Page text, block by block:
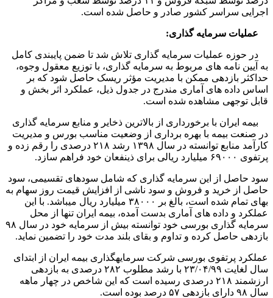
اجرایی سراسر کشور صادر و حاصل شده است.
عملیات سرمایه­ گذاری:
در حوزه عملیات سرمایه­ گذاری تلاش شد تا ضمن پایبندی کامل
به آیین ­نامه­ های مربوط به سرمایه­ گذاری، با توزیع معقول وجوه،
حداکثر بازدهی ممکن با مدیریت مؤثر ریسک حاصل شود که بر
اساس داده­ های آماری مندرج در جدول ذیل، عملکرد اثر بخش و
قابل توجهی مشاهده شده است.
بیمه ایران با برخورداری از بالاترین ذخایر و منابع سرمایه­ گذاری
در صنعت بیمه با بهره برداری از وضعیت مناسب بورس و مدیریت
کارآمد منابع توانسته در سال ۱۳۹۸ رشد ۲۱۸ درصدی را رقم زده و
پرتفوی ۶۹۰۰۰ میلیارد ریالی برای ذینفعان خود فراهم سازد.
سود حاصل از این سرمایه­ گذاری که شامل سودهای تقسیمی، سود
حاصل از خرید و فروش و سود ناشی از افزایش قیمت روز سهام به
بهای تمام شده است، بالغ بر ۳۸۰۰۰ میلیارد ریال می­باشد. با این
عملکرد و داده­ های آماری بدست آمده، بیمه ایران تنها از محل
سرمایه­ گذاری بورسی خود توانسته بیش از سرمایه خود در سال ۹۸
بازدهی حاصل کرده و تداوم و بقای بلند مدت خود را تضمین نماید.
عملکرد پرتفوی بورسی شرکت سرمایه­گذاری بیمه ایران از ابتدای
سال لغایت ۲۳/۰۴/۹۹ با رشد مطلوب ۲۸۲ درصدی به بازدهی
ارزشمند ۲۱۸ درصدی رسیده است که این شاخص در چهار ماهه
سال ۹۸ دارای بازدهی ۵۷ درصد بوده است.